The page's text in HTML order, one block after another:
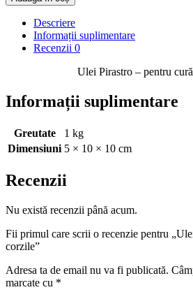
Descriere
Informații suplimentare
Recenzii 0
Ulei Pirastro – pentru
Informații suplimentare
Greutate
1 kg
Dimensiuni 5 × 10 × 10 cm
Recenzii
Nu există recenzii până acum.
Fii primul care scrii o recenzie pentru
corzile”
Adresa ta de email nu va fi publicată.
marcate cu *